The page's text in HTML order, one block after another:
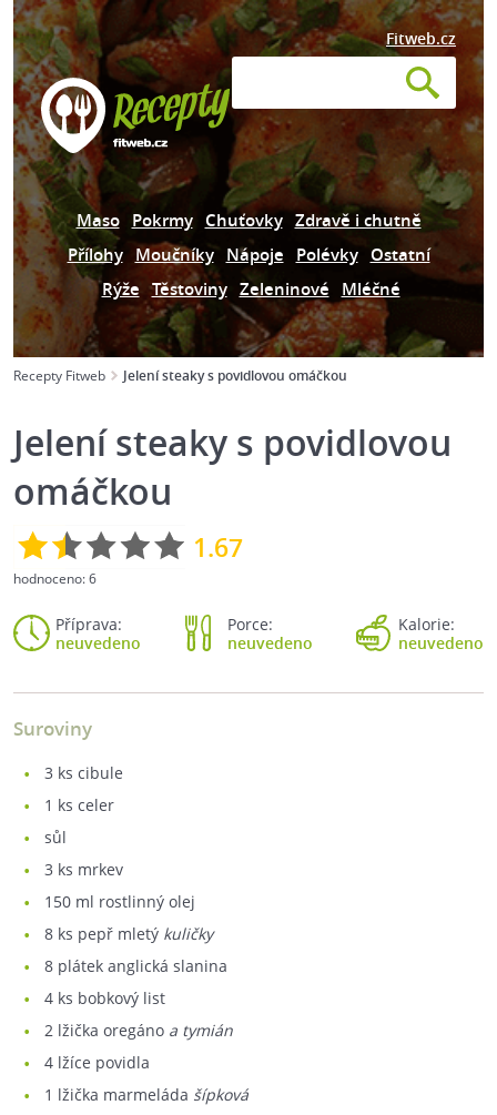
Fitweb.cz
Maso Pokrmy Chuťovky Zdravě i chutně
Přílohy Moučníky Nápoje Polévky Ostatní
Rýže Těstoviny Zeleninové Mléčné
Recepty Fitweb Jelení steaky s povidlovou omáčkou
Jelení steaky s povidlovou
omáčkou
1.67
hodnoceno:6
Příprava:
neuvedeno
Porce:
neuvedeno
Kalorie:
neuvedeno
Suroviny
3 ks cibule
1 ks celer
sůl
3 ks mrkev
150 ml rostlinný olej
8 ks pepř mletý kuličky
8 plátek anglická slanina
4 ks bobkový list
2 lžička oregáno a tymián
4 lžíce povidla
1 lžička marmeláda šípková